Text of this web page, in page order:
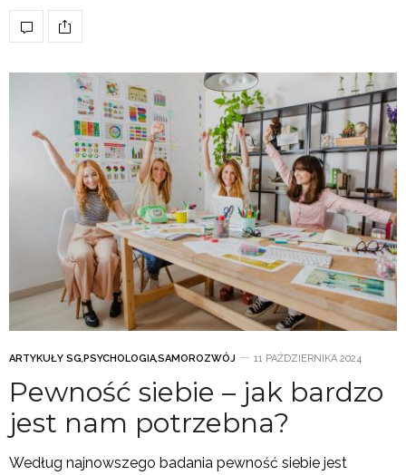
ARTYKUŁY SG,PSYCHOLOGIA,SAMOROZWÓJ 11 PAŹDZIERNIKA 2024
Pewność siebie – jak bardzo
jest nam potrzebna?
Według najnowszego badania pewność siebie jest